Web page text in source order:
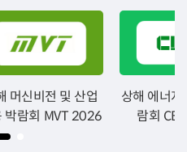
머신비전 및 산업
박람회 MVT 2026
상해 에너
람회